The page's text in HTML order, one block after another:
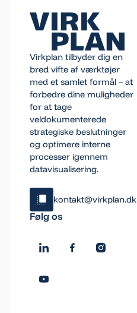
Virkplan tilbyder dig en
bred vifte af værktøjer
med et samlet formål – at
forbedre dine muligheder
for at tage
veldokumenterede
strategiske beslutninger
og optimere interne
processer igennem
datavisualisering.
kontakt@virkplan.dk
Klik og kopiér email
Email blev kopieret!
Følg os